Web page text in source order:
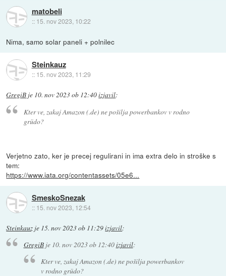
matobeli
:: 15. nov 2023, 10:22
Nima, samo solar paneli + polnilec
Steinkauz
:: 15. nov 2023, 11:29
GregiB je 10. nov 2023 ob 12:40izjavil:
Kter ve, zakaj Amazon (.de) ne pošilja powerbankov v rodno
grüdo?
Verjetno zato, ker je precej regulirani in ima extra delo in stroške s
tem:
https://www.iata.org/contentassets/05e6...
SmeskoSnezak
:: 15. nov 2023, 12:54
Steinkauz je 15. nov 2023 ob 11:29izjavil:
GregiBje 10. nov 2023 ob 12:40izjavil:
Kter ve, zakaj Amazon (.de) ne pošilja powerbankov
v rodno grüdo?